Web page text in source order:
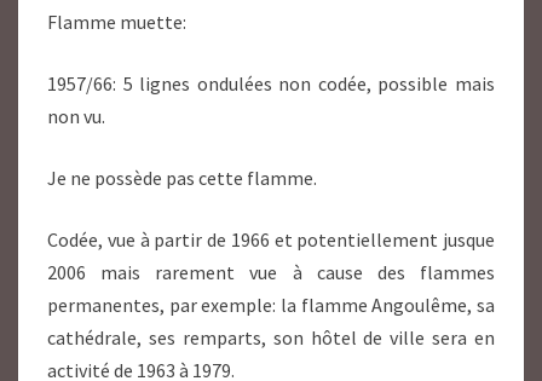
Flamme muette:
1957/66: 5 lignes ondulées non codée, possible mais
non vu.
Je ne possède pas cette flamme.
Codée, vue à partir de 1966 et potentiellement jusque
2006 mais rarement vue à cause des flammes
permanentes, par exemple: la flamme Angoulême, sa
cathédrale, ses remparts, son hôtel de ville sera en
activité de 1963 à 1979.